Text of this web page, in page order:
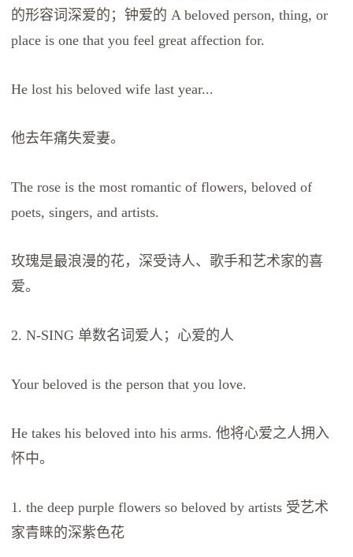
的形容词深爱的；钟爱的 A beloved person, thing, or
place is one that you feel great affection for.
He lost his beloved wife last year...
他去年痛失爱妻。
The rose is the most romantic of flowers, beloved of
poets, singers, and artists.
玫瑰是最浪漫的花，深受诗人、歌手和艺术家的喜
爱。
2. N-SING 单数名词爱人；心爱的人
Your beloved is the person that you love.
He takes his beloved into his arms. 他将心爱之人拥入
怀中。
1. the deep purple flowers so beloved by artists 受艺术
家青睐的深紫色花